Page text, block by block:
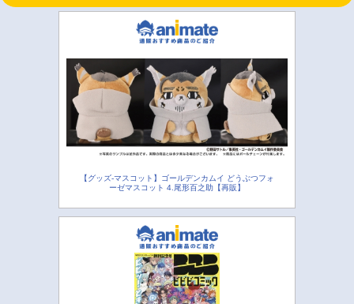
【グッズ-マスコット】ゴールデンカムイ どうぶつフォ
ーゼマスコット 4.尾形百之助【再販】